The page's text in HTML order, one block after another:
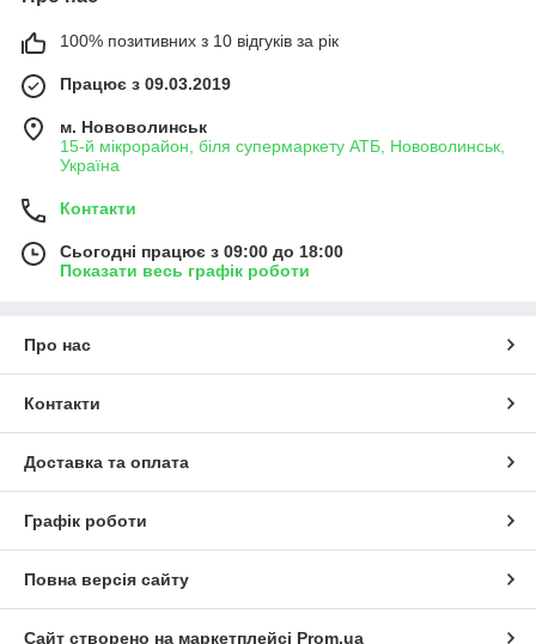
100% позитивних з 10 відгуків за рік
Працює з 09.03.2019
м. Нововолинськ
15-й мікрорайон, біля супермаркету АТБ, Нововолинськ,
Україна
Контакти
Сьогодні працює з 09:00 до 18:00
Показати весь графік роботи
Про нас
Контакти
Доставка та оплата
Графік роботи
Повна версія сайту
Сайт створено на маркетплейсі Prom.ua